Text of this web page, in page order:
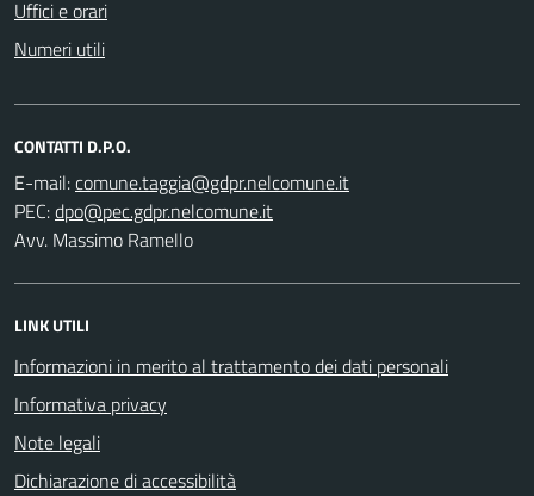
Uffici e orari
Numeri utili
CONTATTI D.P.O.
E-mail:
PEC:
Avv. Massimo Ramello
LINK UTILI
Informazioni in merito al trattamento dei dati personali
Informativa privacy
Note legali
Dichiarazione di accessibilità